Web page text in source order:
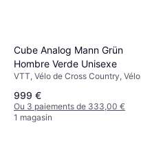
Cube Analog Mann Grün
Hombre Verde Unisexe
VTT, Vélo de Cross Country, Vélo
pouces, 24", 29"
999 €
Ou 3 paiements de 333,00 €
1 magasin